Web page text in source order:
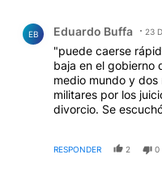
EB Eduardo Buffa 23
"puede caerse
baja en el gobierno
medio mundo y
militares por los
divorcio. Se
cuando renunció
patriota, sino en
frase contra Macri
RESPONDER 2 0